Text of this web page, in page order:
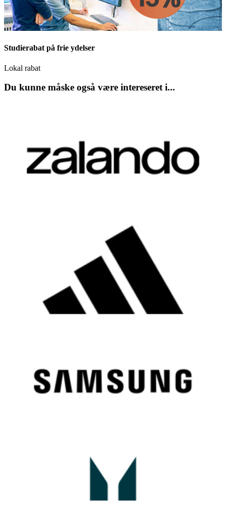
Studierabat på frie ydelser
Lokal rabat
Du kunne måske også være intereseret i...